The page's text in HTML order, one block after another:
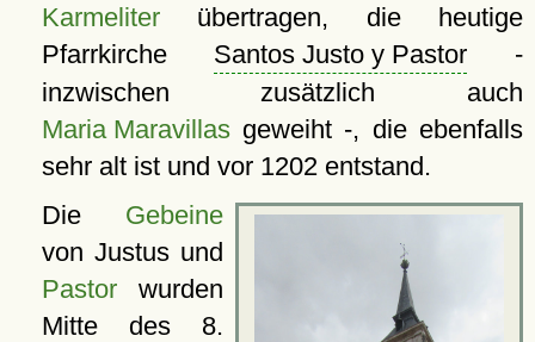
Karmeliterübertragen, die heutige
Pfarrkirche Santos Justo y Pastor -
inzwischen zusätzlich auch
Maria Maravillasgeweiht -, die ebenfalls
sehr alt ist und vor 1202 entstand.
Die Gebeine
von Justus und
Pastorwurden
Mitte des 8.